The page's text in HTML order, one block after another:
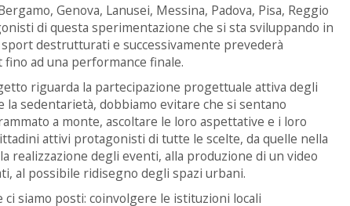
Genova, Lanusei, Messina, Padova, Pisa, Reggio
di questa sperimentazione che si sta sviluppando in
destrutturati e successivamente prevederà
ad una performance finale.
riguarda la partecipazione progettuale attiva degli
sedentarietà, dobbiamo evitare che si sentano
a monte, ascoltare le loro aspettative e i loro
attivi protagonisti di tutte le scelte, da quelle nella
realizzazione degli eventi, alla produzione di un video
al possibile ridisegno degli spazi urbani.
ci siamo posti: coinvolgere le istituzioni locali